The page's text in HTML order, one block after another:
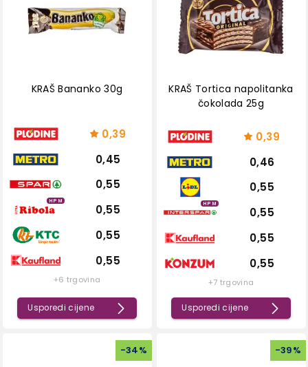
KRAŠ Bananko 30g
0,39
0,45
0,55
HPM
0,55
0,55
0,55
+6 trgovina
Usporedi cijene
KRAŠ Tortica napolitanka
čokolada 25g
0,39
0,46
0,55
HPM
0,55
0,55
0,55
+7 trgovina
Usporedi cijene
-34% -39%